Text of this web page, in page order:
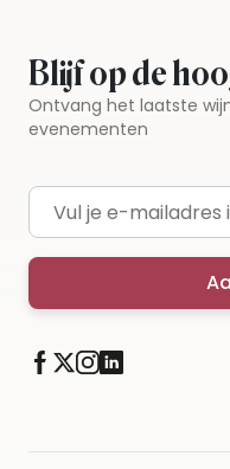
Blijf op de
Ontvang het laatste
evenementen
E-mailadres